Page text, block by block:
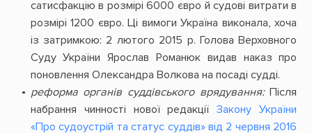
сатисфакцію в розмірі 6000 євро й судові витрати в
розмірі 1200 євро. Ці вимоги Україна виконала, хоча
із затримкою: 2 лютого 2015 р. Голова Верховного
Суду України Ярослав Романюк видав наказ про
поновлення Олександра Волкова на посаді судді.
реформа органів суддівського врядування:Після
набрання чинності нової редакціїЗакону України
«Про судоустрій та статус суддів» від 2 червня 2016